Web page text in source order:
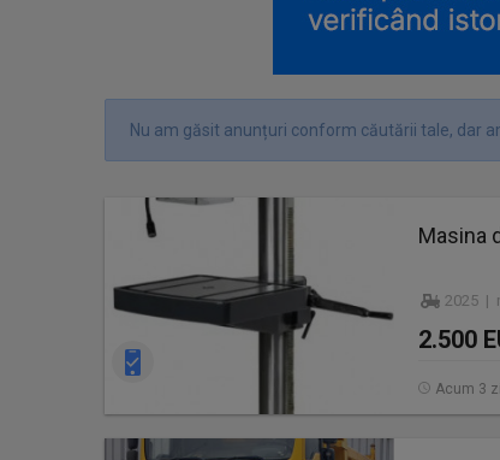
Nu am găsit anunțuri conform căutării tale, dar
Masina
2025 |
2.500
Acum 3